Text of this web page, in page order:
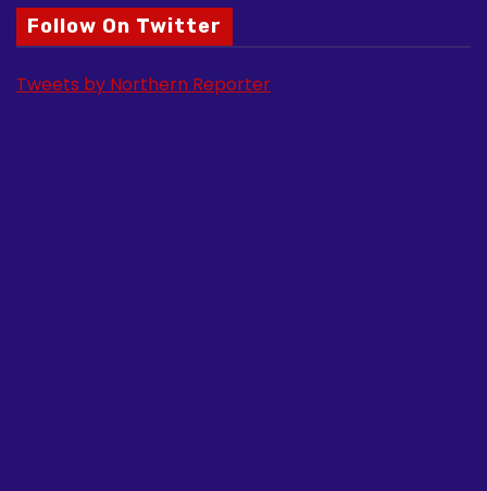
Follow On Twitter
Tweets by Northern Reporter